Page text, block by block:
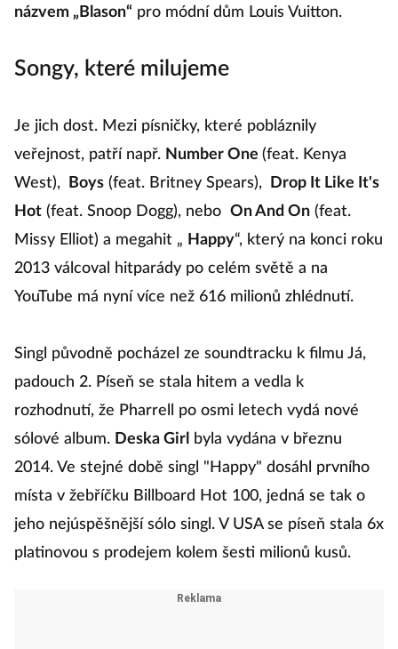
názvem „Blason“ pro módní dům Louis Vuitton.
Songy, které milujeme
Je jich dost. Mezi písničky, které pobláznily
veřejnost, patří např. Number One (feat. Kenya
West),
Boys(feat. Britney Spears),
Drop It Like It's
Hot (feat. Snoop Dogg), nebo On And On(feat.
Missy Elliot) a megahit „ Happy“, který na konci roku
2013 válcoval hitparády po celém světě a na
YouTube má nyní více než 616 milionů zhlédnutí.
Singl původně pocházel ze soundtracku k filmu Já,
padouch 2. Píseň se stala hitem a vedla k
rozhodnutí, že Pharrell po osmi letech vydá nové
sólové album. Deska Girl
byla vydána v březnu
2014. Ve stejné době singl "Happy" dosáhl prvního
místa v žebříčku Billboard Hot 100, jedná se tak o
jeho nejúspěšnější sólo singl. V USA se píseň stala 6x
platinovou s prodejem kolem šesti milionů kusů.